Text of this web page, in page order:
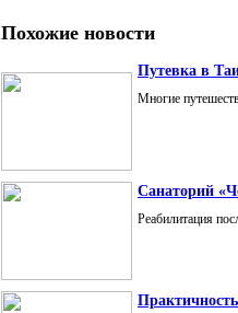
Похожие новости
Путевка в
Многие
Санаторий
Реабилитация